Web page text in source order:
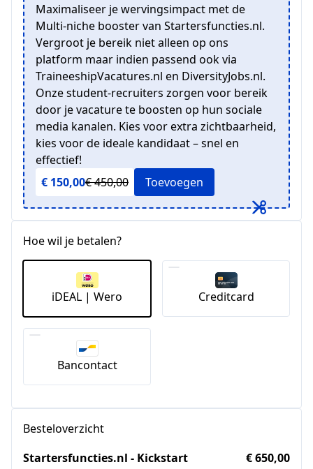
Maximaliseer je wervingsimpact met de
Multi-niche booster van Startersfuncties.nl.
Vergroot je bereik niet alleen op ons
platform maar indien passend ook via
TraineeshipVacatures.nl en DiversityJobs.nl.
Onze student-recruiters zorgen voor bereik
door je vacature te boosten op hun sociale
media kanalen. Kies voor extra zichtbaarheid,
kies voor de ideale kandidaat – snel en
effectief!
€ 150,00€ 450,00 Toevoegen
Hoe wil je betalen?
iDEAL | Wero Creditcard
Bancontact
Besteloverzicht
Startersfuncties.nl - Kickstart
€ 650,00